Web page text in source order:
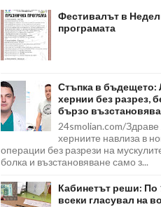
Фестивалът в
програмата
Стъпка в бъдещето:
хернии без разрез,
бързо
24smolian.com/
херниите навлиза в
операции без разрези на
болка и възстановяване само з...
Кабинетът реши: По
всеки гласувал на